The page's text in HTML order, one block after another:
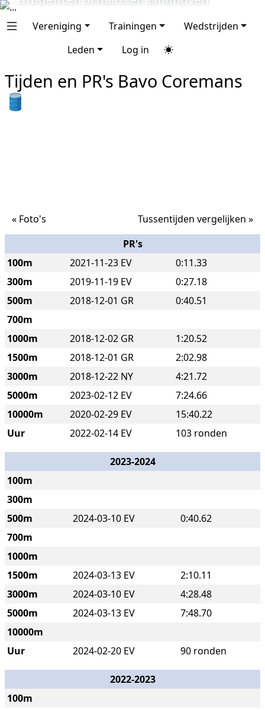
Vereniging
Trainingen
Wedstrijden
Leden
Log in
Tijden en PR's Bavo Coremans
🛢️
« Foto's
Tussentijden vergelijken »
PR's
100m
2021-11-23 EV
0:11.33
300m
2019-11-19 EV
0:27.18
500m
2018-12-01 GR
0:40.51
700m
1000m
2018-12-02 GR
1:20.52
1500m
2018-12-01 GR
2:02.98
3000m
2018-12-22 NY
4:21.72
5000m
2023-02-12 EV
7:24.66
10000m
2020-02-29 EV
15:40.22
Uur
2022-02-14 EV 103 ronden
2023-2024
100m
300m
500m
2024-03-10 EV
0:40.62
700m
1000m
1500m
2024-03-13 EV
2:10.11
3000m
2024-03-10 EV
4:28.48
5000m
2024-03-13 EV
7:48.70
10000m
Uur
2024-02-20 EV 90 ronden
2022-2023
100m